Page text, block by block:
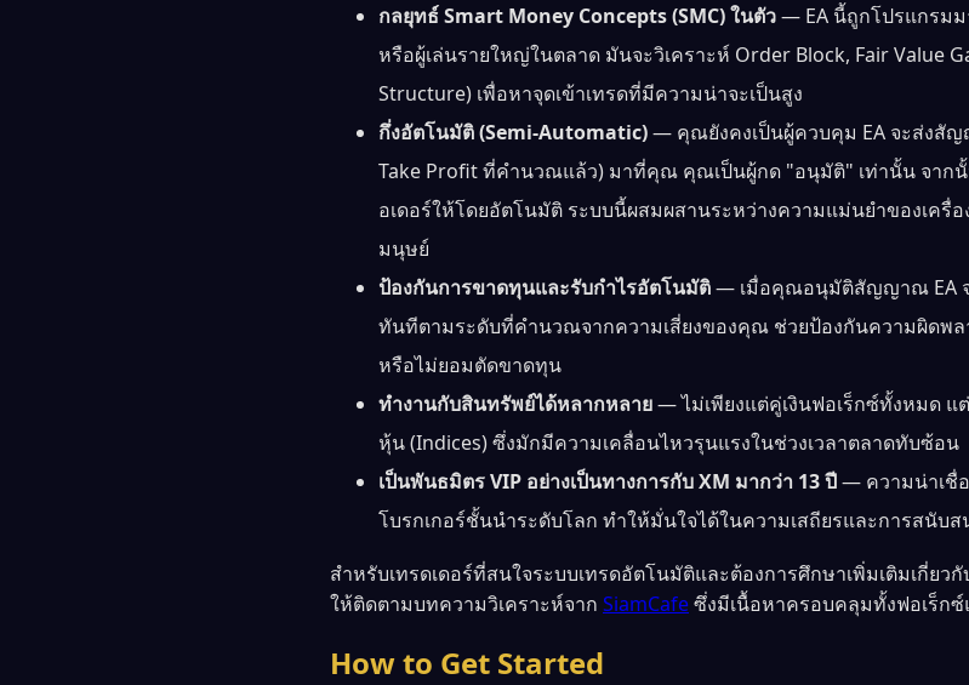
กลยุทธ์ Smart Money Concepts (SMC) ในตัว— EA นี้ถูกโปรแกรมม
หรือผู้เล่นรายใหญ่ในตลาด มันจะวิเคราะห์ Order Block, Fair Value
Structure) เพื่อหาจุดเข้าเทรดที่มีความน่าจะเป็นสูง
กึ่งอัตโนมัติ (Semi-Automatic)— คุณยังคงเป็นผู้ควบคุม EA จะส่งสั
Take Profit ที่คำนวณแล้ว) มาที่คุณ คุณเป็นผู้กด "อนุมัติ" เท่านั้น จากนั้
อเดอร์ให้โดยอัตโนมัติ ระบบนี้ผสมผสานระหว่างความแม่นยำของเครื่
มนุษย์
ป้องกันการขาดทุนและรับกำไรอัตโนมัติ— เมื่อคุณอนุมัติสัญญาณ EA จ
ทันทีตามระดับที่คำนวณจากความเสี่ยงของคุณ ช่วยป้องกันความผิดพล
หรือไม่ยอมตัดขาดทุน
ทำงานกับสินทรัพย์ได้หลากหลาย— ไม่เพียงแต่คู่เงินฟอเร็กซ์ทั้งหมด แ
หุ้น (Indices) ซึ่งมักมีความเคลื่อนไหวรุนแรงในช่วงเวลาตลาดทับซ้อน
เป็นพันธมิตร VIP อย่างเป็นทางการกับ XM มากว่า 13 ปี— ความน่าเชื่
โบรกเกอร์ชั้นนำระดับโลก ทำให้มั่นใจได้ในความเสถียรและการสนับ
สำหรับเทรดเดอร์ที่สนใจระบบเทรดอัตโนมัติและต้องการศึกษาเพิ่มเติมเกี่ย
ให้ติดตามบทความวิเคราะห์จาก SiamCafeซึ่งมีเนื้อหาครอบคลุมทั้งฟอเร็ก
How to Get Started